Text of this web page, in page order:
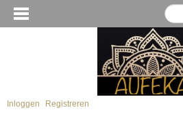
Inloggen Registreren